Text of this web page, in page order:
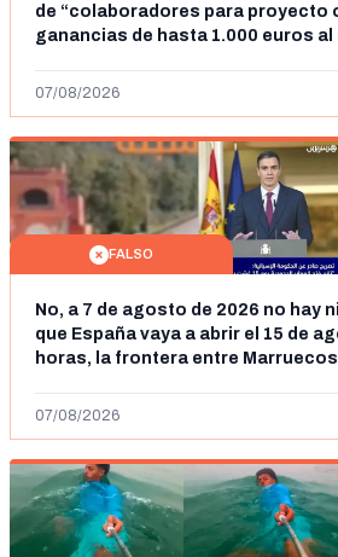
de “colaboradores para proyecto
ganancias de hasta 1.000 euros al
07/08/2026
FALSO
No, a 7 de agosto de 2026 no hay
que España vaya a abrir el 15 de
horas, la frontera entre
07/08/2026